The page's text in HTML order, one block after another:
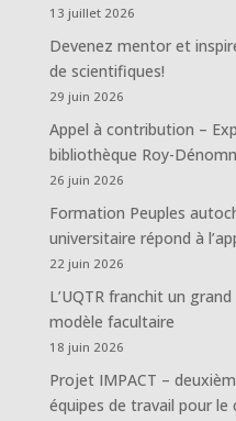
13 juillet 2026
Devenez mentor et
de scientifiques!
29 juin 2026
Appel à contribution –
bibliothèque Roy-
26 juin 2026
Formation Peuples
universitaire répond à
22 juin 2026
L’UQTR franchit un
modèle facultaire
18 juin 2026
Projet IMPACT –
équipes de travail pour le